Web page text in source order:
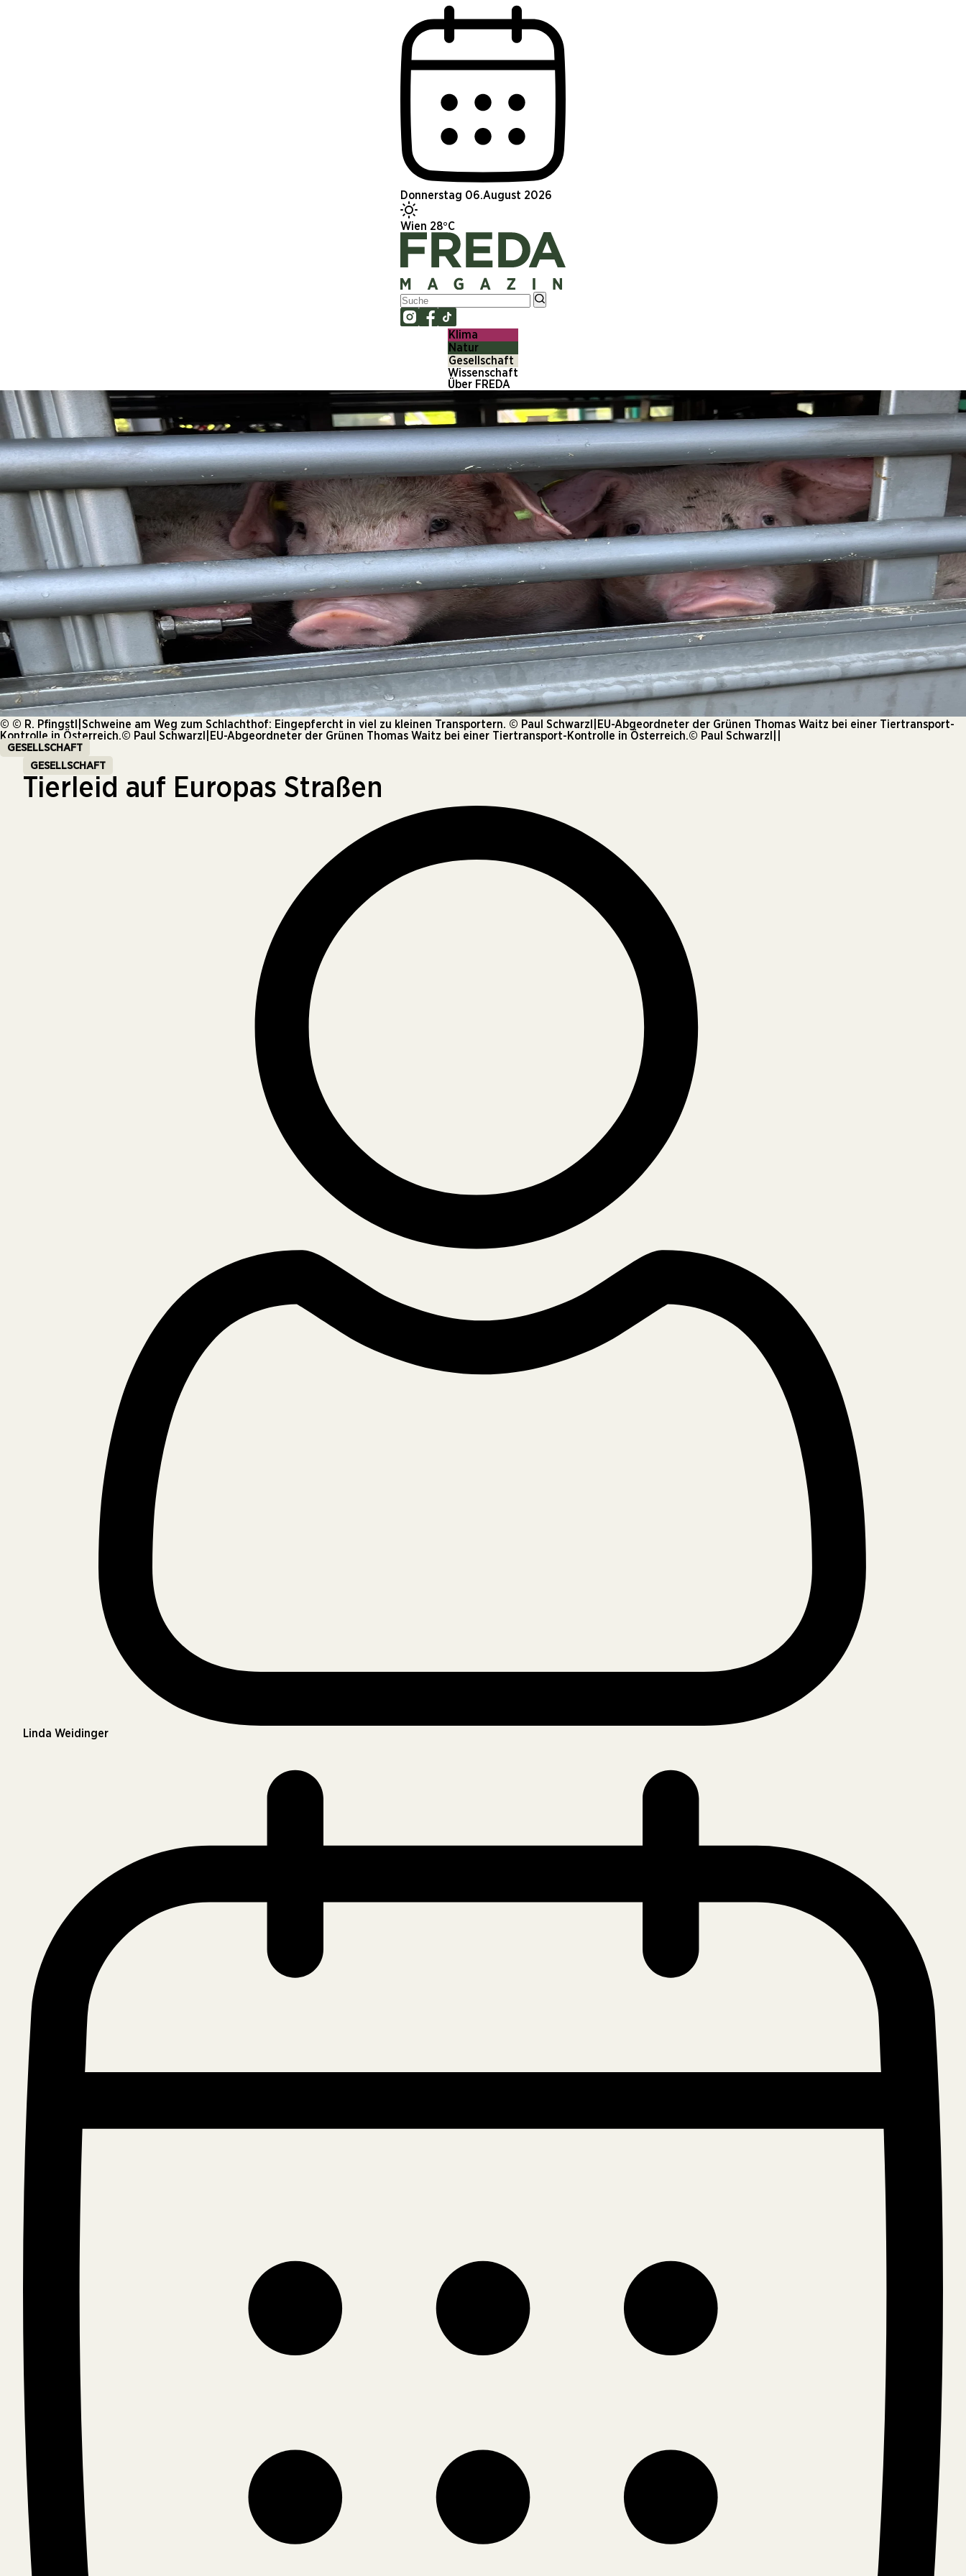
Donnerstag 06.August 2026
Wien 28°C
Klima
Natur
Gesellschaft
Wissenschaft
Über FREDA
© © R. Pfingstl|Schweine am Weg zum Schlachthof: Eingepfercht in viel zu kleinen Transportern. © Paul Schwarzl|EU-Abgeordneter der Grünen Thomas Waitz bei einer Tiertransport-
Kontrolle in Österreich.© Paul Schwarzl|EU-Abgeordneter der Grünen Thomas Waitz bei einer Tiertransport-Kontrolle in Österreich.© Paul Schwarzl||
GESELLSCHAFT
GESELLSCHAFT
Tierleid auf Europas Straßen
Linda Weidinger